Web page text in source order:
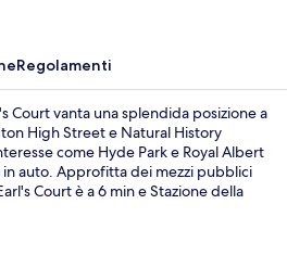
Regolamenti
Court vanta una splendida posizione a
High Street e Natural History
come Hyde Park e Royal Albert
in auto. Approfitta dei mezzi pubblici
Court è a 6 min e Stazione della